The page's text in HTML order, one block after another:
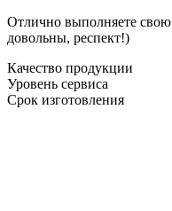
Отлично выполняете свою
довольны, респект!)
Качество продукции
Уровень сервиса
Срок изготовления